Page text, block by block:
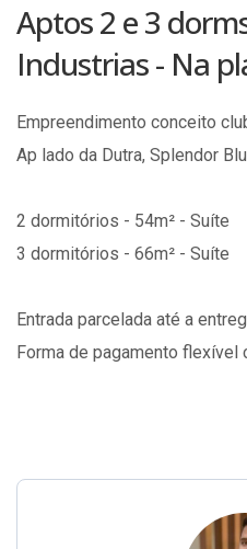
Aptos 2 e 3
Industrias - Na
Empreendimento conceito
Ap lado da Dutra, Splendor
2 dormitórios - 54m² - Suíte
3 dormitórios - 66m² - Suíte
Entrada parcelada até a
Forma de pagamento